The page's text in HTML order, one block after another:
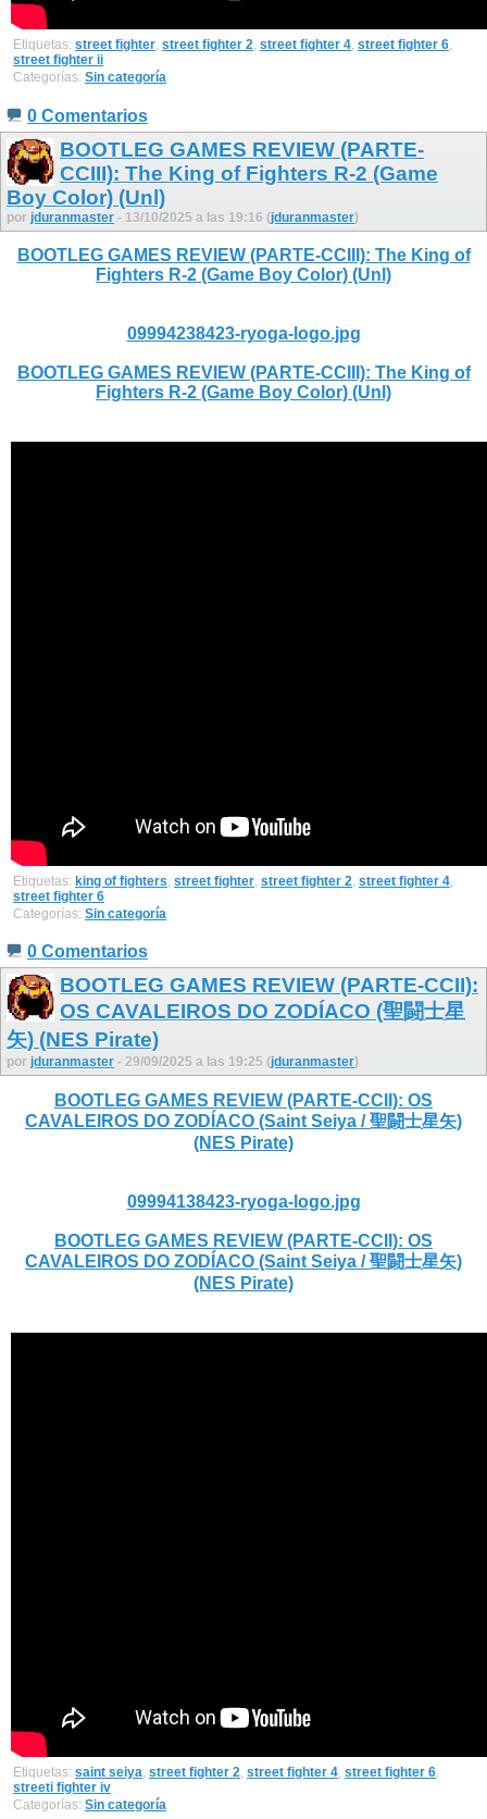
Etiquetas: street fighter, street fighter 2, street fighter 4, street fighter 6,
street fighter ii
Categorías: Sin categoría
0 Comentarios
BOOTLEG GAMES REVIEW (PARTE-
CCIII): The King of Fighters R-2 (Game
Boy Color) (Unl)
por jduranmaster - 13/10/2025 a las 19:16 (jduranmaster)
BOOTLEG GAMES REVIEW (PARTE-CCIII): The King of
Fighters R-2 (Game Boy Color) (Unl)
09994238423-ryoga-logo.jpg
BOOTLEG GAMES REVIEW (PARTE-CCIII): The King of
Fighters R-2 (Game Boy Color) (Unl)
Etiquetas: king of fighters, street fighter, street fighter 2, street fighter 4,
street fighter 6
Categorías: Sin categoría
0 Comentarios
BOOTLEG GAMES REVIEW (PARTE-CCII):
OS CAVALEIROS DO ZODÍACO (聖闘士星
矢) (NES Pirate)
por jduranmaster - 29/09/2025 a las 19:25 (jduranmaster)
BOOTLEG GAMES REVIEW (PARTE-CCII): OS
CAVALEIROS DO ZODÍACO (Saint Seiya / 聖闘士星矢)
(NES Pirate)
09994138423-ryoga-logo.jpg
BOOTLEG GAMES REVIEW (PARTE-CCII): OS
CAVALEIROS DO ZODÍACO (Saint Seiya / 聖闘士星矢)
(NES Pirate)
Etiquetas: saint seiya, street fighter 2, street fighter 4, street fighter 6,
streeti fighter iv
Categorías: Sin categoría